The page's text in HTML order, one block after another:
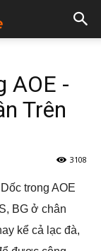
AOE -
Trên
3108
trong AOE
BG ở chân
kể cả lạc đà,